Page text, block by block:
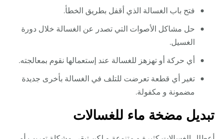
فتح باب الغسالة الذي أقفل بطريق الخطأ.
حل مشاكل الأصوات التي تصدر عن الغسالة خلال دورة
الغسيل.
أي حركة أو تهزهز للغسالة عند إستعمالها نقوم بمعالجته.
تغير أي قطعة تعرضت للتلف في الغسالة بأخرى جديدة
مضمونة و مكفولة.
تبديل مضخة ماء للغسالات